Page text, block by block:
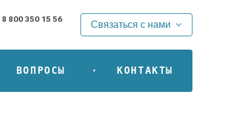
8 800 350 15 56
Связаться с нами
ВОПРОСЫ КОНТАКТЫ